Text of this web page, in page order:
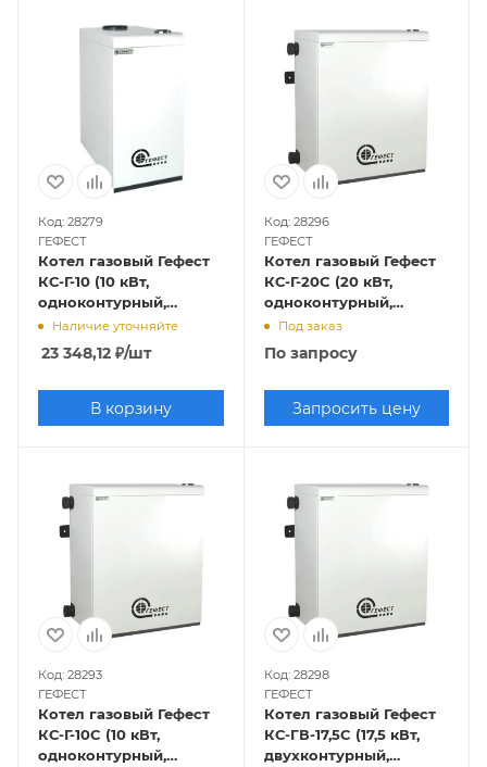
Код: 28279
ГЕФЕСТ
Котел газовый Гефест
КС-Г-10 (10 кВт,
одноконтурный,
открытая камера
Наличие уточняйте
23 348,12 ₽/шт
В корзину
Код: 28296
ГЕФЕСТ
Котел газовый Гефест
КС-Г-20C (20 кВт,
одноконтурный,
закрытая камера
Под заказ
По запросу
Запросить цену
Код: 28293
ГЕФЕСТ
Котел газовый Гефест
КС-Г-10C (10 кВт,
одноконтурный,
Код: 28298
ГЕФЕСТ
Котел газовый Гефест
КС-ГВ-17,5C (17,5 кВт,
двухконтурный,